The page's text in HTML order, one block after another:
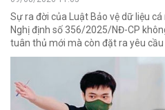
Sự ra đời của Luật Bảo vệ dữ liệu
Nghị định số 356/2025/NĐ-CP
tuân thủ mới mà còn đặt ra yêu